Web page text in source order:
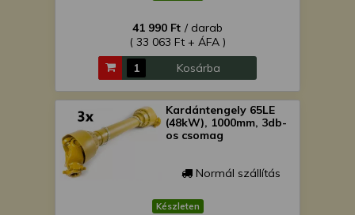
41 990 Ft / darab
( 33 063 Ft + ÁFA )
Kosárba
Kardántengely 65LE
(48kW), 1000mm, 3db-
os csomag
Normál szállítás
Készleten